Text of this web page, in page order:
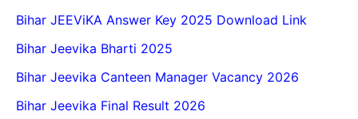
Bihar JEEViKA Answer Key 2025 Download Link
Bihar Jeevika Bharti 2025
Bihar Jeevika Canteen Manager Vacancy 2026
Bihar Jeevika Final Result 2026